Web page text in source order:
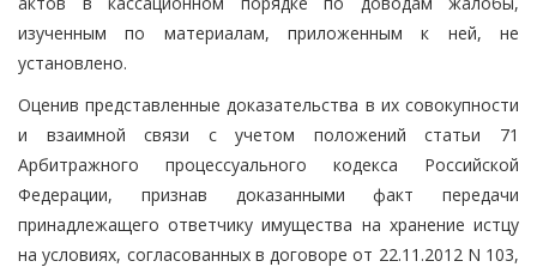
изученным по материалам, приложенным к ней, не
установлено.
Оценив представленные доказательства в их совокупности
и взаимной связи с учетом положений статьи 71
Арбитражного процессуального кодекса Российской
Федерации, признав доказанными факт передачи
принадлежащего ответчику имущества на хранение истцу
на условиях, согласованных в договоре от 22.11.2012 N 103,